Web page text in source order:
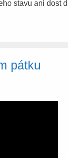
stavu ani dost
pátku